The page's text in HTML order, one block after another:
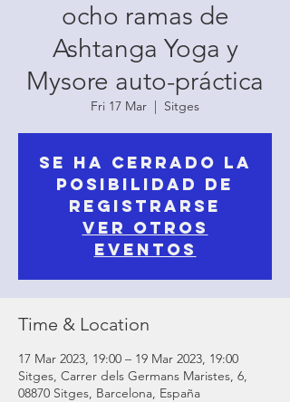
ocho ramas de
Ashtanga Yoga y
Mysore auto-práctica
Fri 17 Mar
  |
Sitges
Se ha cerrado la
posibilidad de
registrarse
Ver otros
eventos
Time & Location
17 Mar 2023, 19:00 – 19 Mar 2023, 19:00
Sitges, Carrer dels Germans Maristes, 6,
08870 Sitges, Barcelona, España